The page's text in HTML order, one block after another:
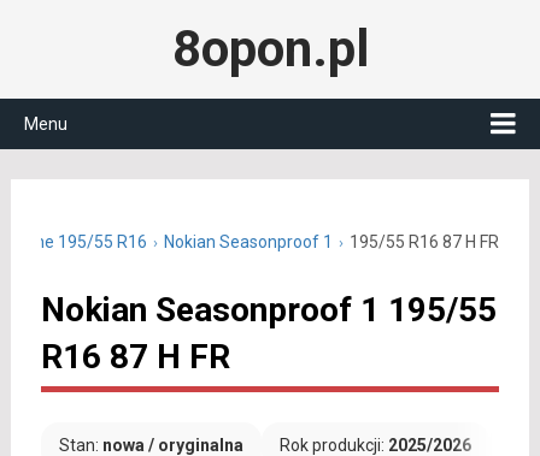
8opon.pl
Menu
195/55 R16 Nokian Seasonproof 1 195/55 R16 87 H FR
Nokian Seasonproof 1 195/55
R16 87 H FR
Stan: nowa / oryginalna Rok produkcji: 2025/2026